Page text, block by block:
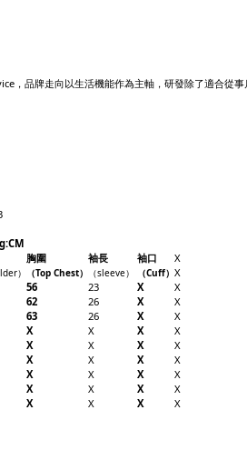
，品牌走向以生活機能作為主軸，研發除了適合從
胸圍 袖長 袖口 X
） （Top Chest） （sleeve） （Cuff） X
56 23 X
X
62 26 X
X
63 26 X
X
X X X
X
X X X
X
X X X
X
X X X
X
X X X
X
X X X X